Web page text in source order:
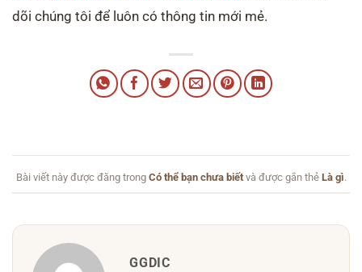
dõi chúng tôi để luôn có thông tin mới mẻ.
Bài viết này được đăng trong Có thể bạn chưa biếtvà được gắn thẻ Là gì.
GGDIC